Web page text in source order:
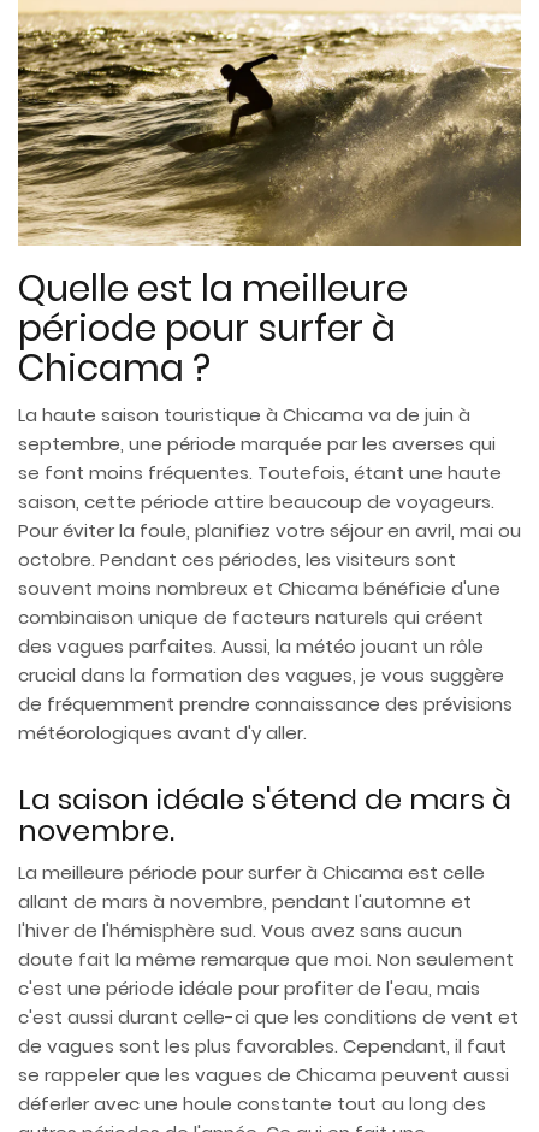
Quelle est la meilleure
période pour surfer à
Chicama ?
La haute saison touristique à Chicama va de juin à
septembre, une période marquée par les averses qui
se font moins fréquentes. Toutefois, étant une haute
saison, cette période attire beaucoup de voyageurs.
Pour éviter la foule, planifiez votre séjour en avril, mai ou
octobre. Pendant ces périodes, les visiteurs sont
souvent moins nombreux et Chicama bénéficie d'une
combinaison unique de facteurs naturels qui créent
des vagues parfaites. Aussi, la météo jouant un rôle
crucial dans la formation des vagues, je vous suggère
de fréquemment prendre connaissance des prévisions
météorologiques avant d'y aller.
La saison idéale s'étend de mars à
novembre.
La meilleure période pour surfer à Chicama est celle
allant de mars à novembre, pendant l'automne et
l'hiver de l'hémisphère sud. Vous avez sans aucun
doute fait la même remarque que moi. Non seulement
c'est une période idéale pour profiter de l'eau, mais
c'est aussi durant celle-ci que les conditions de vent et
de vagues sont les plus favorables. Cependant, il faut
se rappeler que les vagues de Chicama peuvent aussi
déferler avec une houle constante tout au long des